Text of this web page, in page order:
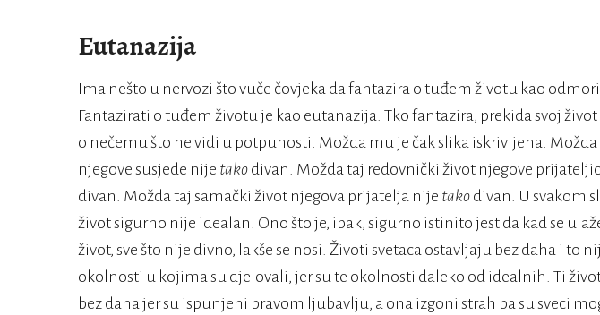
Eutanazija
Ima nešto u nervozi što vuče čovjeka da fantazira o tuđem životu kao
Fantazirati o tuđem životu je kao eutanazija. Tko fantazira, prekida svoj
o nečemu što ne vidi u potpunosti. Možda mu je čak slika iskrivljena. Možda
njegove susjede nije tako divan. Možda taj redovnički život njegove
divan. Možda taj samački život njegova prijatelja nije tako divan. U svakom
život sigurno nije idealan. Ono što je, ipak, sigurno istinito jest da kad se
život, sve što nije divno, lakše se nosi. Životi svetaca ostavljaju bez daha i to
okolnosti u kojima su djelovali, jer su te okolnosti daleko od idealnih. Ti
bez daha jer su ispunjeni pravom ljubavlju, a ona izgoni strah pa su sveci